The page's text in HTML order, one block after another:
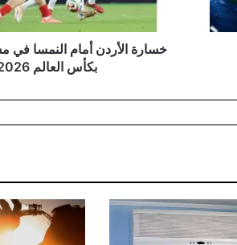
2026خسارة الأردن أمام النمسا في
بكأس العالم 2026